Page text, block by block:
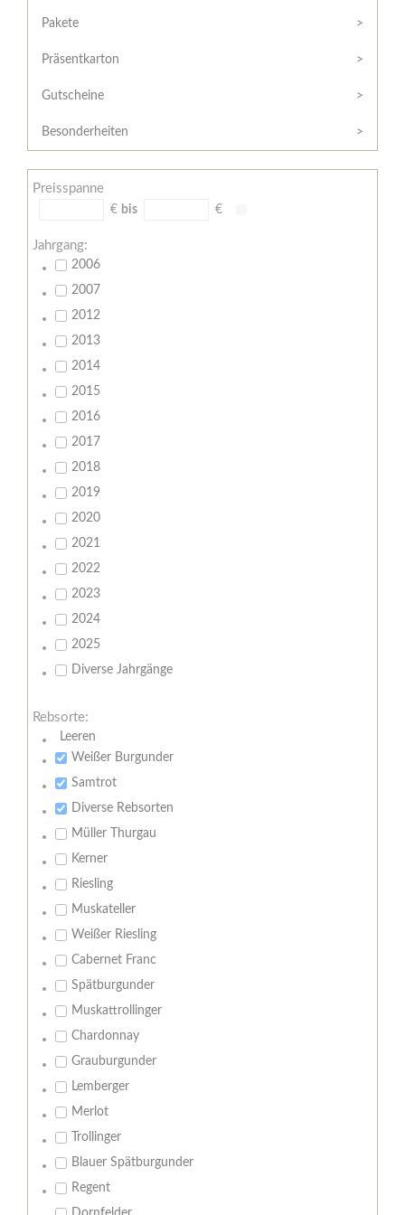
/
Widerrufsformular
AGB
Zahlungsbedingungen
Meine
Pakete
Präsentkarton
Gutscheine
Besonderheiten
Preisspanne
€ bis €
Jahrgang:
2006
2007
2012
2013
2014
2015
2016
2017
2018
2019
2020
2021
2022
2023
2024
2025
Diverse Jahrgänge
Rebsorte:
Leeren
Weißer Burgunder
Samtrot
Diverse Rebsorten
Müller Thurgau
Kerner
Riesling
Muskateller
Weißer Riesling
Cabernet Franc
Spätburgunder
Muskattrollinger
Chardonnay
Grauburgunder
Lemberger
Merlot
Trollinger
Blauer Spätburgunder
Regent